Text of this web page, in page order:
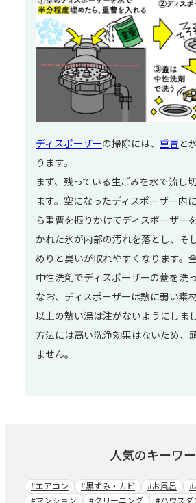
ディスポーザーの掃除には、 重曹と
ります。
まず、残っている生ごみを水で流し
ます。空になったディスポーザー内
ら重曹を振りかけてディスポーザー
かれた氷が内部の汚れを落とし、そ
めりと臭いが取れやすくなります。
中性洗剤でディスポーザーの蓋を洗
なお、ディスポーザーは熱に弱い素
以上の熱い湯は注がないようにしま
方法には高い洗浄効果はないため、
ません。
人気のキーワ
#エアコン #黒ずみ・カビ #お風呂 #
#マンション
#クリーニング #ハウスダ